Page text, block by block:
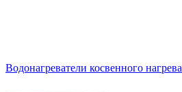
Водонагреватели косвенного нагрева